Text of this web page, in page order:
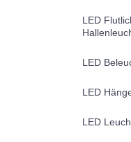
LED
LED
LED
LED